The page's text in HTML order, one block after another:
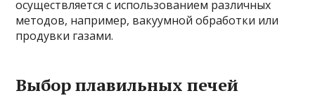
осуществляется с использованием различных
методов, например, вакуумной обработки или
продувки газами.
Выбор плавильных печей